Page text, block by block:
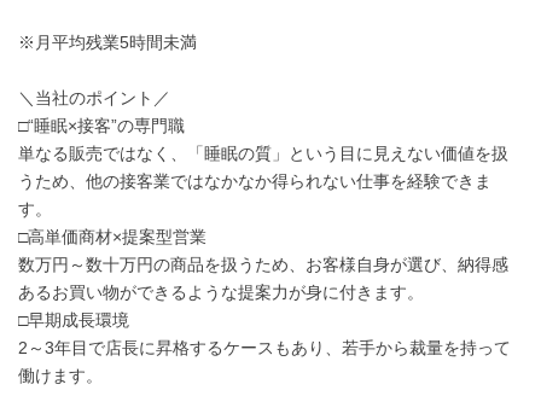
※月平均残業5時間未満
＼当社のポイント／
□“睡眠×接客”の専門職
単なる販売ではなく、「睡眠の質」という目に見えない価値を扱
うため、他の接客業ではなかなか得られない仕事を経験できま
す。
□高単価商材×提案型営業
数万円～数十万円の商品を扱うため、お客様自身が選び、納得感
あるお買い物ができるような提案力が身に付きます。
□早期成長環境
2～3年目で店長に昇格するケースもあり、若手から裁量を持って
働けます。